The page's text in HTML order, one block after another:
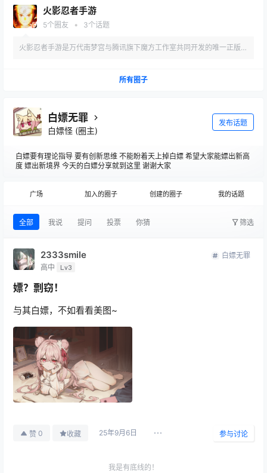
火影忍者手游
5个圈友 • 3个话题
火影忍者手游是万代南梦宫与腾讯旗下魔方工作室共同开发的唯一正版火
所有圈子
白嫖无罪
白嫖怪 (圈主)
发布话题
白嫖要有理论指导 要有创新思维 不能盼着天上掉白嫖 希望大家能嫖出新高
度 嫖出新境界 今天的白嫖分享就到这里 谢谢大家
广场 加入的圈子 创建的圈子 我的话题
全部 我说 提问 投票 你猜 筛选
2333smile
高中 Lv3
白嫖无罪
嫖？剽窃！
与其白嫖，不如看看美图~
赞 0 收藏 25年9月6日 参与讨论
我是有底线的！